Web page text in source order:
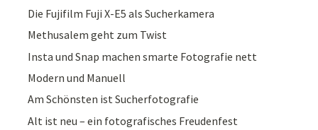
Die Fujifilm Fuji X-E5 als Sucherkamera
Methusalem geht zum Twist
Insta und Snap machen smarte Fotografie nett
Modern und Manuell
Am Schönsten ist Sucherfotografie
Alt ist neu – ein fotografisches Freudenfest